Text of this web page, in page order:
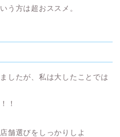
う方は超おススメ。
したが、 私は大したことでは
！
店舗選びをしっかりしよ